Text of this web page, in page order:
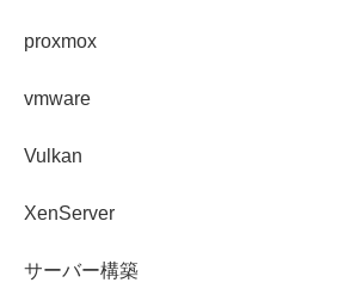
proxmox
vmware
Vulkan
XenServer
サーバー構築